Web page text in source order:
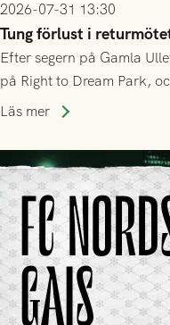
2026-07-31 13:30
Tung förlust i
Efter segern på Gamla
på Right to Dream Park,
upphöra efter mindre än
tennissiffror och det
Läs mer